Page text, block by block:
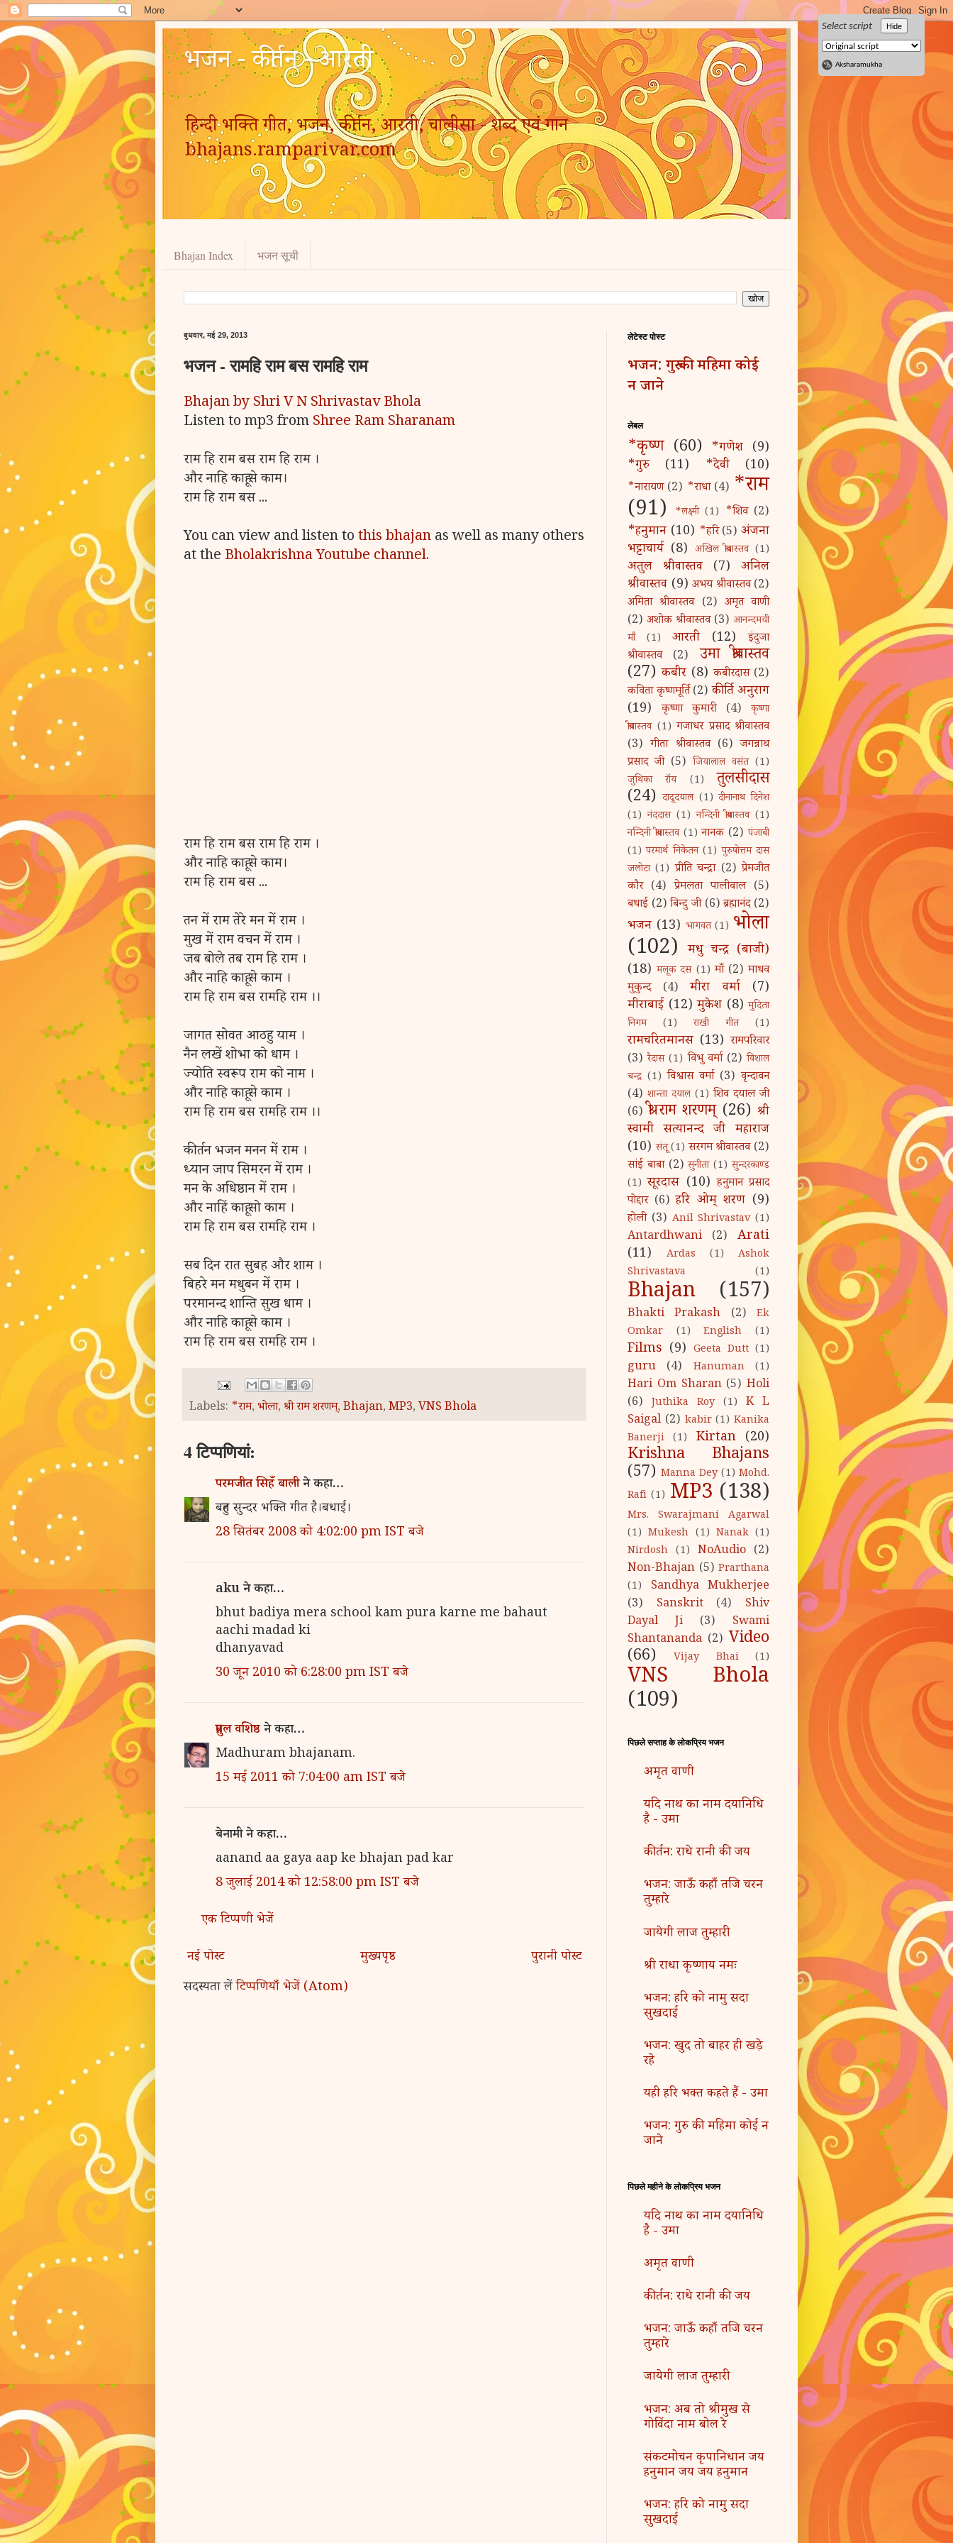
Select script Hide
Aksharamukha
भजन - कीर्तन - आरती
हिन्दी भक्ति गीत, भजन, कीर्तन, आरती, चालीसा - शब्द एवं गान
bhajans.ramparivar.com
Bhajan Index भजन सूची
बुधवार, मई 29, 2013
भजन - रामहि राम बस रामहि राम
Bhajan by Shri V N Shrivastav Bhola
Listen to mp3 from Shree Ram Sharanam
राम हि राम बस राम हि राम ।
और नाहि काहू से काम।
राम हि राम बस ...
You can view and listen to this bhajan as well as many others
at the Bholakrishna Youtube channel.
राम हि राम बस राम हि राम ।
और नाहि काहू से काम।
राम हि राम बस ...
तन में राम तेरे मन में राम ।
मुख में राम वचन में राम ।
जब बोले तब राम हि राम ।
और नाहि काहू से काम ।
राम हि राम बस रामहि राम ।।
जागत सोवत आठहु याम ।
नैन लखें शोभा को धाम ।
ज्योति स्वरूप राम को नाम ।
और नाहि काहू से काम ।
राम हि राम बस रामहि राम ।।
कीर्तन भजन मनन में राम ।
ध्यान जाप सिमरन में राम ।
मन के अधिष्ठान में राम ।
और नाहिं काहू सो काम ।
राम हि राम बस रामहि राम ।
सब दिन रात सुबह और शाम ।
बिहरे मन मधुबन में राम ।
परमानन्द शान्ति सुख धाम ।
और नाहि काहू से काम ।
राम हि राम बस रामहि राम ।
Labels: *राम, भोला, श्री राम शरणम्‌, Bhajan, MP3, VNS Bhola
4 टिप्‍पणियां:
परमजीत सिहँ बालीने कहा…
बहुत सुन्दर भक्ति गीत है।बधाई।
28 सितंबर 2008 को 4:02:00 pm IST बजे
aku ने कहा…
bhut badiya mera school kam pura karne me bahaut
aachi madad ki
dhanyavad
30 जून 2010 को 6:28:00 pm IST बजे
प्रतुल वशिष्ठने कहा…
Madhuram bhajanam.
15 मई 2011 को 7:04:00 am IST बजे
बेनामी ने कहा…
aanand aa gaya aap ke bhajan pad kar
8 जुलाई 2014 को 12:58:00 pm IST बजे
एक टिप्पणी भेजें
नई पोस्ट
पुरानी पोस्ट
मुख्यपृष्ठ
सदस्यता लेंटिप्पणियाँ भेजें (Atom)
लेटेस्ट पोस्ट
भजन: गुरु की महिमा कोई
न जाने
लेबल
*कृष्ण (60) *गणेश (9)
*गुरु
(11) *देवी (10)
*नारायण (2) *राधा (4) *राम
(91) *लक्ष्मी (1) *शिव (2)
*हनुमान (10) *हरि (5) अंजना
भट्टाचार्य (8) अखिल श्रीवास्तव (1)
अतुल श्रीवास्तव (7) अनिल
श्रीवास्तव (9) अभय श्रीवास्तव (2)
अमिता श्रीवास्तव (2) अमृत वाणी
(2) अशोक श्रीवास्तव (3) आनन्दमयी
माँ
(1) आरती (12)
इंदुजा
श्रीवास्तव
(2) उमा श्रीवास्तव
(27) कबीर (8) कबीरदास (2)
कविता कृष्णमूर्ति (2) कीर्ति अनुराग
(19) कृष्णा कुमारी (4)
कृष्णा
श्रीवास्तव (1) गजाधर प्रसाद श्रीवास्तव
(3) गीता श्रीवास्तव (6) जगन्नाथ
प्रसाद जी (5) जियालाल वसंत (1)
जुथिका रॉय
(1) तुलसीदास
(24) दादूदयाल (1) दीनानाथ दिनेश
(1) नंददास (1) नन्दिनी श्रीवास्तव (1)
नन्दिनी श्रीवास्तव (1) नानक (2) पंजाबी
(1) परमार्थ निकेतन (1) पुरुषोत्तम दास
जलोटा (1) प्रीति चन्द्रा (2) प्रेमजीत
कौर (4) प्रेमलता पालीवाल (5)
बधाई (2) बिन्दु जी (6) ब्रह्मानंद (2)
भजन (13) भागवत (1) भोला
(102) मधु चन्द्र (बाजी)
(18) मलूक दस (1) माँ (2) माधव
मुकुन्द
(4) मीरा वर्मा
(7)
मीराबाई (12) मुकेश (8) मुदिता
निगम
(1) राखी गीत (1)
रामचरितमानस (13) रामपरिवार
(3) रैदास (1) विभु वर्मा (2) विशाल
चन्द्र (1) विश्वास वर्मा (3) वृन्दावन
(4) शान्ता दयाल (1) शिव दयाल जी
(6) श्री राम शरणम्‌ (26) श्री
स्वामी सत्यानन्द जी महाराज
(10) संतू (1) सरगम श्रीवास्तव (2)
सांई बाबा (2) सुनीता (1) सुन्दरकाण्ड
(1) सूरदास (10) हनुमान प्रसाद
पोद्दार (6) हरि ओम्‌ शरण (9)
होली (3) Anil Shrivastav (1)
Antardhwani (2) Arati
(11)
Ardas (1)
Ashok
Shrivastava
(1)
Bhajan (157)
Bhakti Prakash (2)
Ek
Omkar
(1) English (1)
Films (9) Geeta Dutt (1)
guru (4) Hanuman (1)
Hari Om Sharan (5) Holi
(6) Juthika Roy (1) K L
Saigal (2) kabir (1) Kanika
Banerji (1) Kirtan (20)
Krishna Bhajans
(57) Manna Dey (1) Mohd.
Rafi (1) MP3 (138)
Mrs. Swarajmani Agarwal
(1) Mukesh (1) Nanak (1)
Nirdosh (1) NoAudio (2)
Non-Bhajan (5) Prarthana
(1)
Sandhya Mukherjee
(3)
Sanskrit (4)
Shiv
Dayal Ji
(3)
Swami
Shantananda (2) Video
(66) Vijay Bhai (1)
VNS Bhola
(109)
पिछले सप्ताह के लोकप्रिय भजन
अमृत वाणी
यदि नाथ का नाम दयानिधि
है - उमा
कीर्तन: राधे रानी की जय
भजन: जाऊँ कहाँ तजि चरन
तुम्हारे
जायेगी लाज तुम्हारी
श्री राधा कृष्णाय नमः
भजन: हरि को नामु सदा
सुखदाई
भजन: खुद तो बाहर ही खड़े
रहे
यही हरि भक्त कहते हैं - उमा
भजन: गुरु की महिमा कोई न
जाने
पिछले महीने के लोकप्रिय भजन
यदि नाथ का नाम दयानिधि
है - उमा
अमृत वाणी
कीर्तन: राधे रानी की जय
भजन: जाऊँ कहाँ तजि चरन
तुम्हारे
जायेगी लाज तुम्हारी
भजन: अब तो श्रीमुख से
गोविंदा नाम बोल रे
संकटमोचन कृपानिधान जय
हनुमान जय जय हनुमान
भजन: हरि को नामु सदा
सुखदाई